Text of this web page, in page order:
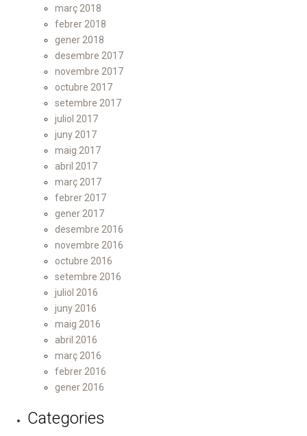
març 2018
febrer 2018
gener 2018
desembre 2017
novembre 2017
octubre 2017
setembre 2017
juliol 2017
juny 2017
maig 2017
abril 2017
març 2017
febrer 2017
gener 2017
desembre 2016
novembre 2016
octubre 2016
setembre 2016
juliol 2016
juny 2016
maig 2016
abril 2016
març 2016
febrer 2016
gener 2016
Categories